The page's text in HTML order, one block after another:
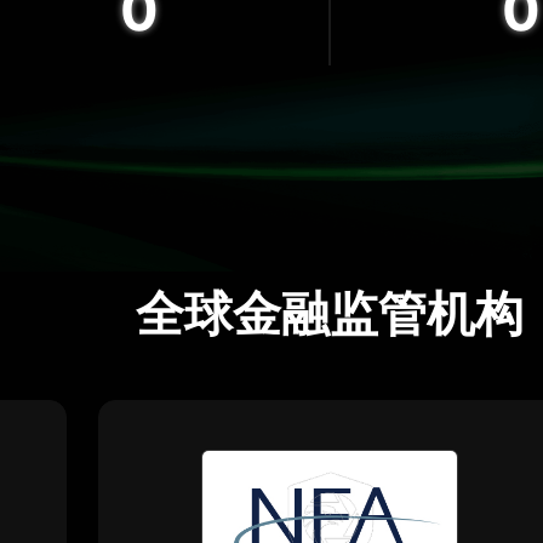
全球金融监管机构